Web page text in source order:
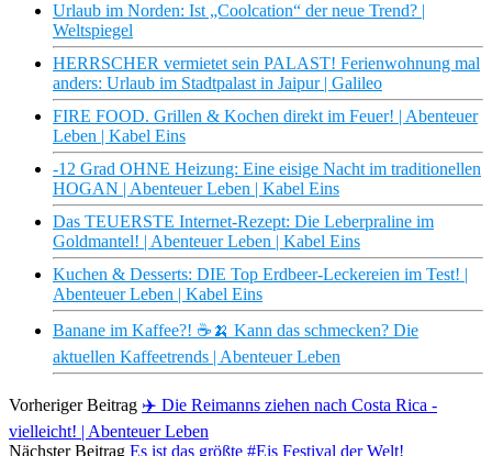
Urlaub im Norden: Ist „Coolcation“ der neue Trend? |
Weltspiegel
HERRSCHER vermietet sein PALAST! Ferienwohnung mal
anders: Urlaub im Stadtpalast in Jaipur | Galileo
FIRE FOOD. Grillen & Kochen direkt im Feuer! | Abenteuer
Leben | Kabel Eins
-12 Grad OHNE Heizung: Eine eisige Nacht im traditionellen
HOGAN | Abenteuer Leben | Kabel Eins
Das TEUERSTE Internet-Rezept: Die Leberpraline im
Goldmantel! | Abenteuer Leben | Kabel Eins
Kuchen & Desserts: DIE Top Erdbeer-Leckereien im Test! |
Abenteuer Leben | Kabel Eins
Banane im Kaffee?! ☕🍌 Kann das schmecken? Die
aktuellen Kaffeetrends | Abenteuer Leben
Vorheriger Beitrag ✈️ Die Reimanns ziehen nach Costa Rica -
vielleicht! | Abenteuer Leben
Nächster Beitrag Es ist das größte #Eis Festival der Welt!